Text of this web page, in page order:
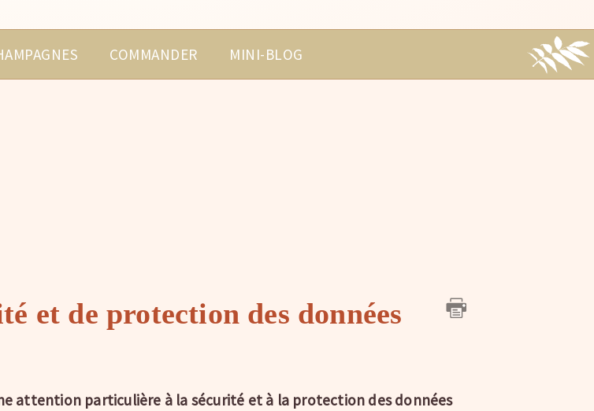
COMMANDER MINI-BLOG
et de protection des données
attention particulière à la sécurité et à la protection des données